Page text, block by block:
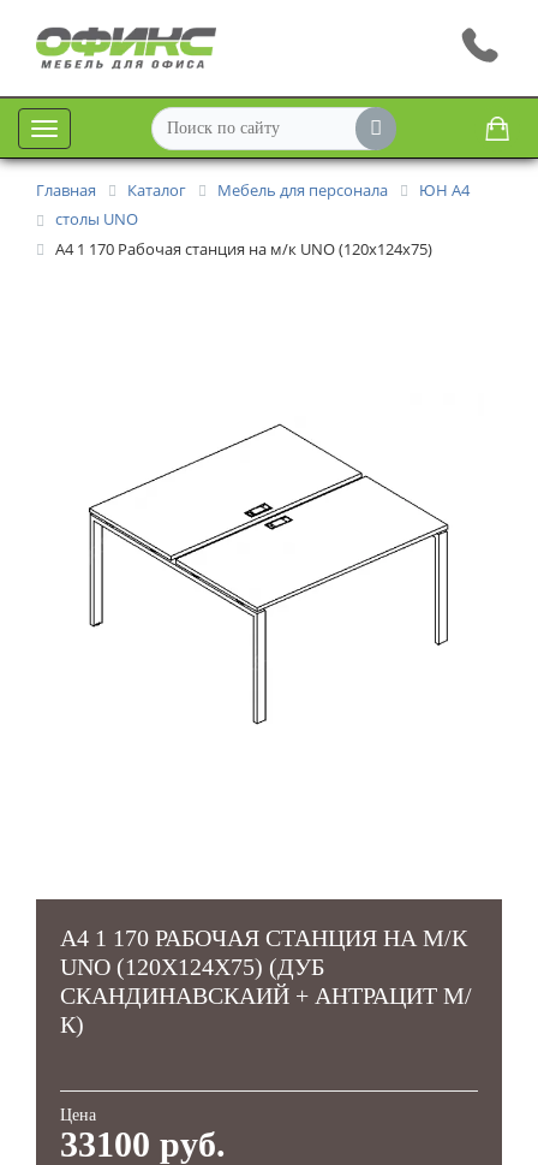
Меню
Главная Каталог Мебель для персонала
ЮН А4
столы UNO
A4 1 170 Рабочая станция на м/к UNO (120x124x75)
A4 1 170 РАБОЧАЯ СТАНЦИЯ НА М/К
UNO (120X124X75) (ДУБ
СКАНДИНАВСКАИЙ + АНТРАЦИТ М/
К)
Цена
33100 руб.